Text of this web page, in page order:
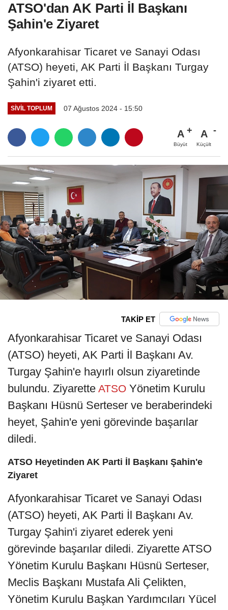
ATSO'dan AK Parti İl Başkanı
Şahin'e Ziyaret
Afyonkarahisar Ticaret ve Sanayi Odası
(ATSO) heyeti, AK Parti İl Başkanı Turgay
Şahin'i ziyaret etti.
SIVIL TOPLUM 07 Ağustos 2024 - 15:50
A
Büyüt
A
Küçült
TAKİP ET
Afyonkarahisar Ticaret ve Sanayi Odası
(ATSO) heyeti, AK Parti İl Başkanı Av.
Turgay Şahin'e hayırlı olsun ziyaretinde
bulundu. Ziyarette ATSO Yönetim Kurulu
Başkanı Hüsnü Serteser ve beraberindeki
heyet, Şahin'e yeni görevinde başarılar
diledi.
ATSO Heyetinden AK Parti İl Başkanı Şahin'e
Ziyaret
Afyonkarahisar Ticaret ve Sanayi Odası
(ATSO) heyeti, AK Parti İl Başkanı Av.
Turgay Şahin'i ziyaret ederek yeni
görevinde başarılar diledi. Ziyarette ATSO
Yönetim Kurulu Başkanı Hüsnü Serteser,
Meclis Başkanı Mustafa Ali Çelikten,
Yönetim Kurulu Başkan Yardımcıları Yücel